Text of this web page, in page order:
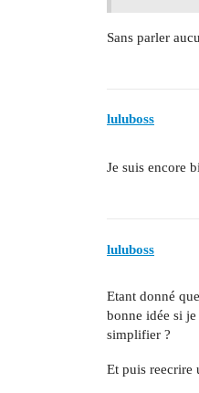
Sans parler
luluboss
Je suis encore
luluboss
Etant donné
bonne idée si
simplifier ?
Et puis reecrire